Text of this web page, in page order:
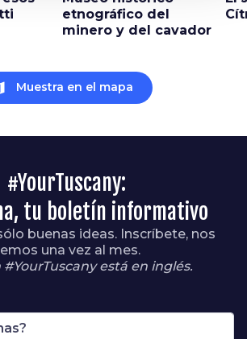
etnográfico del
minero y del cavador
Muestra en el mapa
#YourTuscany:
tu boletín informativo
buenas ideas. Inscríbete, nos
una vez al mes.
#YourTuscany está en inglés.